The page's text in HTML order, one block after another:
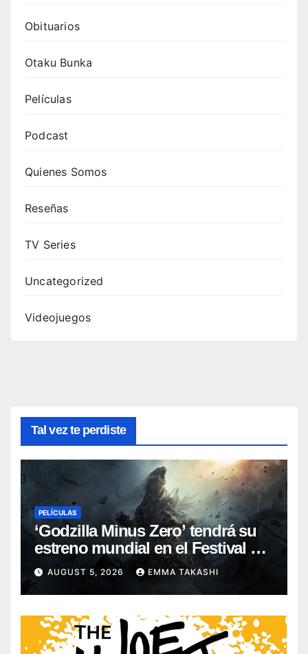
Obituarios
Otaku Bunka
Películas
Podcast
Quienes Somos
Reseñas
TV Series
Uncategorized
Videojuegos
Tal vez te perdiste
PELÍCULAS
‘Godzilla Minus Zero’ tendrá su
estreno mundial en el Festival de
Cine de Nueva York
AUGUST 5, 2026 EMMA TAKASHI